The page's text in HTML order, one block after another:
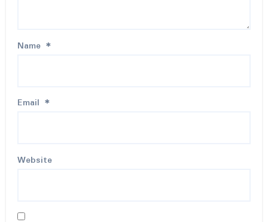
Name *
Email *
Website